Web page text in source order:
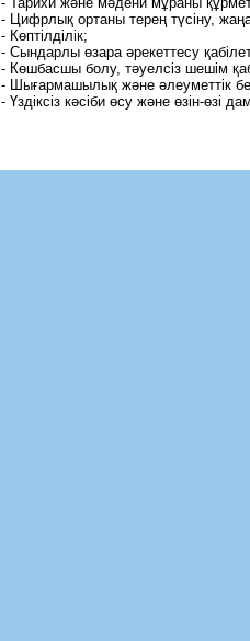
- Цифрлық ортаны терең түсіну,
- Көптілділік;
- Сындарлы өзара әрекеттесу
- Көшбасшы болу, тәуелсіз шешім
- Шығармашылық және әлеуметтік
- Үздіксіз кәсіби өсу және өзін-өзі